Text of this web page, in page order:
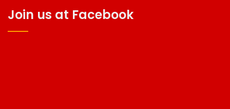
Join us at Facebook